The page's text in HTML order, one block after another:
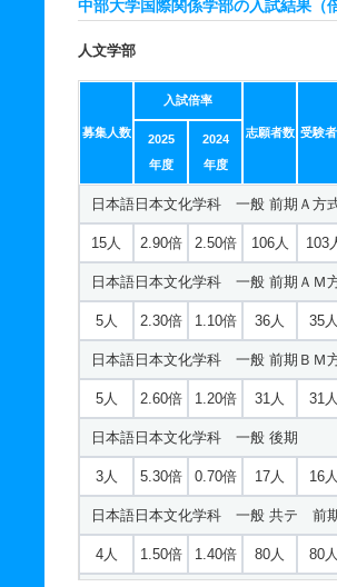
国際学科 一般 共テ 前期５教科型
1.20倍 1倍
国際学科 一般 ニ 後期２教科型
若干名 1.10倍 1倍 18人 18
国際学科 一般 ニ 後期３教科型
若干名 1.10倍 － 18人 18
国際学科 一般 ニ 後期５教科型
若干名 1.10倍 － 18人 18
国際学科 推薦 特技推薦
6人 － － － －
国際学科 推薦 公募制推薦専願
5人 1.20倍 － 6人 6人
国際学科 推薦 公募制推薦併願
中部大学国際関係学部の入試結果（
人文学部
募集人数
入試倍率
志願者数 受験
2025
年度
2024
年度
日本語日本文化学科 一般 前期Ａ方
15人 2.90倍 2.50倍 106人 103
日本語日本文化学科 一般 前期ＡＭ
5人 2.30倍 1.10倍 36人 35人
日本語日本文化学科 一般 前期ＢＭ
5人 2.60倍 1.20倍 31人 31人
日本語日本文化学科 一般 後期
3人 5.30倍 0.70倍 17人 16人
日本語日本文化学科 一般 共テ 前
4人 1.50倍 1.40倍 80人 80人